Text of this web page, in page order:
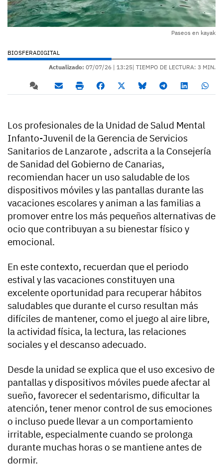
Paseos en kayak
BIOSFERADIGITAL
Actualizado: 07/07/26 | 13:25| TIEMPO DE LECTURA: 3 MIN.
Los profesionales de la Unidad de Salud Mental
Infanto-Juvenil de la Gerencia de Servicios
Sanitarios de Lanzarote , adscrita a la Consejería
de Sanidad del Gobierno de Canarias,
recomiendan hacer un uso saludable de los
dispositivos móviles y las pantallas durante las
vacaciones escolares y animan a las familias a
promover entre los más pequeños alternativas de
ocio que contribuyan a su bienestar físico y
emocional.
En este contexto, recuerdan que el periodo
estival y las vacaciones constituyen una
excelente oportunidad para recuperar hábitos
saludables que durante el curso resultan más
difíciles de mantener, como el juego al aire libre,
la actividad física, la lectura, las relaciones
sociales y el descanso adecuado.
Desde la unidad se explica que el uso excesivo de
pantallas y dispositivos móviles puede afectar al
sueño, favorecer el sedentarismo, dificultar la
atención, tener menor control de sus emociones
o incluso puede llevar a un comportamiento
irritable, especialmente cuando se prolonga
durante muchas horas o se mantiene antes de
dormir.